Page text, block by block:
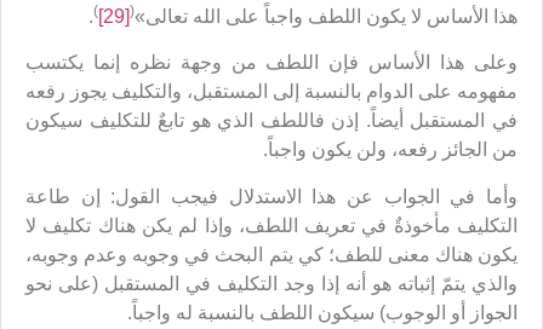
هذا الأساس لا يكون اللطف واجباً على الله تعالى»(
[29]
)
.
وعلى هذا الأساس فإن اللطف من وجهة نظره إنما يكتسب
مفهومه على الدوام بالنسبة إلى المستقبل، والتكليف يجوز رفعه
في المستقبل أيضاً. إذن فاللطف الذي هو تابعٌ للتكليف سيكون
من الجائز رفعه، ولن يكون واجباً.
وأما في الجواب عن هذا الاستدلال فيجب القول: إن طاعة
التكليف مأخوذةٌ في تعريف اللطف، وإذا لم يكن هناك تكليف لا
يكون هناك معنى للطف؛ كي يتم البحث في وجوبه وعدم وجوبه،
والذي يتمّ إثباته هو أنه إذا وجد التكليف في المستقبل (على نحو
الجواز أو الوجوب) سيكون اللطف بالنسبة له واجباً.